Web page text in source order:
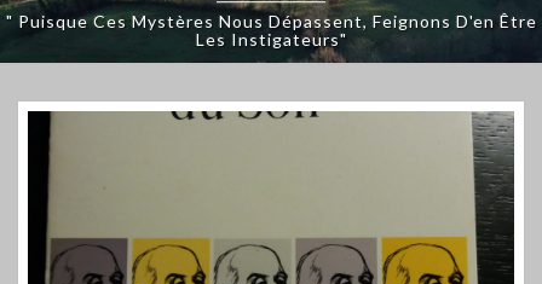
" Puisque Ces Mystères Nous Dépassent, Feignons D'en Être
Les Instigateurs"